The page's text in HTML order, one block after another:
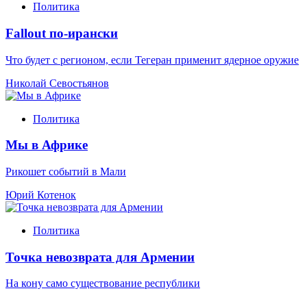
Политика
Fallout по-ирански
Что будет с регионом, если Тегеран применит ядерное оружие
Николай Севостьянов
Политика
Мы в Африке
Рикошет событий в Мали
Юрий Котенок
Политика
Точка невозврата для Армении
На кону само существование республики